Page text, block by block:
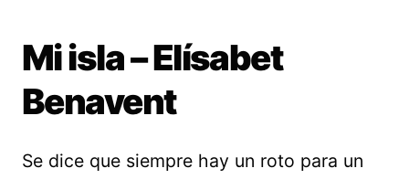
Mi isla – Elísabet
Benavent
Se dice que siempre hay un roto para un